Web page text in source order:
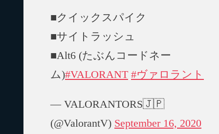
■クイックスパイク
■サイトラッシュ
■Alt6 (たぶんコードネー
ム)#VALORANT #ヴァロラント
— VALORANTORS🇯🇵
(@ValorantV) September 16, 2020